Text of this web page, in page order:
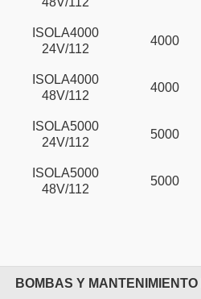
ISOLA4000
24V/112
4000
ISOLA4000
48V/112
4000
ISOLA5000
24V/112
5000
ISOLA5000
48V/112
5000
BOMBAS Y